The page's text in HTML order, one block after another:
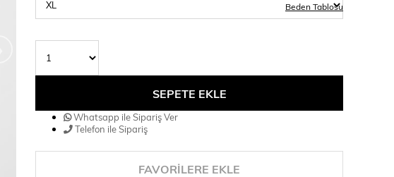
Beden Tablosu
Whatsapp ile Sipariş Ver
Telefon ile Sipariş
FAVORILERE EKLE